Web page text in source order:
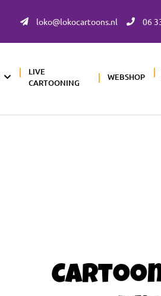
loko@lokocartoons.nl 06
LIVE
CARTOONING
WEBSHOP